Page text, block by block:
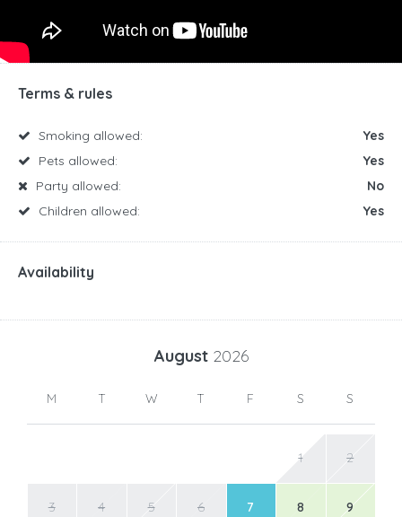
Terms & rules
Smoking allowed:
Yes
Pets allowed:
Yes
Party allowed:
No
Children allowed:
Yes
Availability
August 2026
M T W T F S S
1 2
3 4 5 6 7 8 9